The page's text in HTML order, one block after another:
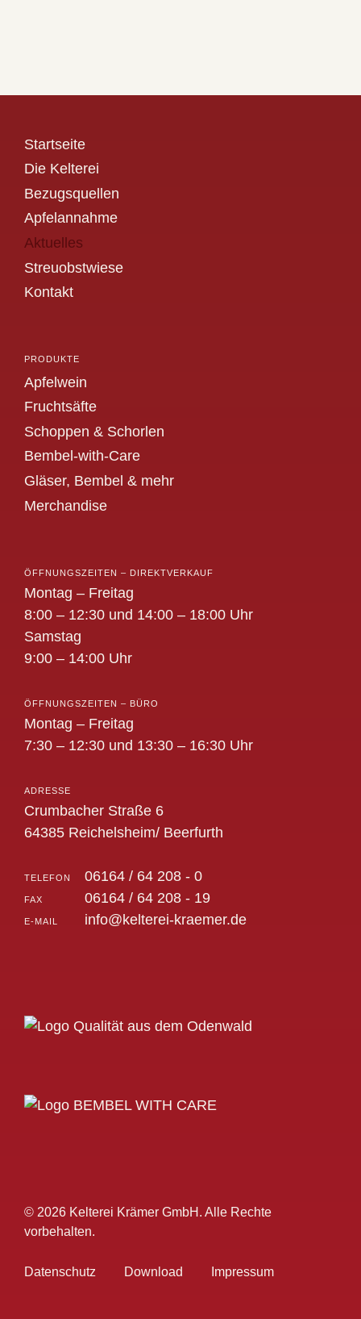
Startseite
Die Kelterei
Bezugsquellen
Apfelannahme
Aktuelles
Streuobstwiese
Kontakt
PRODUKTE
Apfelwein
Fruchtsäfte
Schoppen & Schorlen
Bembel-with-Care
Gläser, Bembel & mehr
Merchandise
ÖFFNUNGSZEITEN – DIREKTVERKAUF
Montag – Freitag
8:00 – 12:30 und 14:00 – 18:00 Uhr
Samstag
9:00 – 14:00 Uhr
ÖFFNUNGSZEITEN – BÜRO
Montag – Freitag
7:30 – 12:30 und 13:30 – 16:30 Uhr
ADRESSE
Crumbacher Straße 6
64385 Reichelsheim/ Beerfurth
TELEFON 06164 / 64 208 - 0
FAX 06164 / 64 208 - 19
E-MAIL info@kelterei-kraemer.de
© 2026 Kelterei Krämer GmbH. Alle Rechte
vorbehalten.
Datenschutz Download Impressum